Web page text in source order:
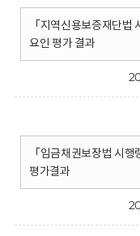
「지역신용보증재단
요인 평가 결과
「임금채권보장법 시
평가결과